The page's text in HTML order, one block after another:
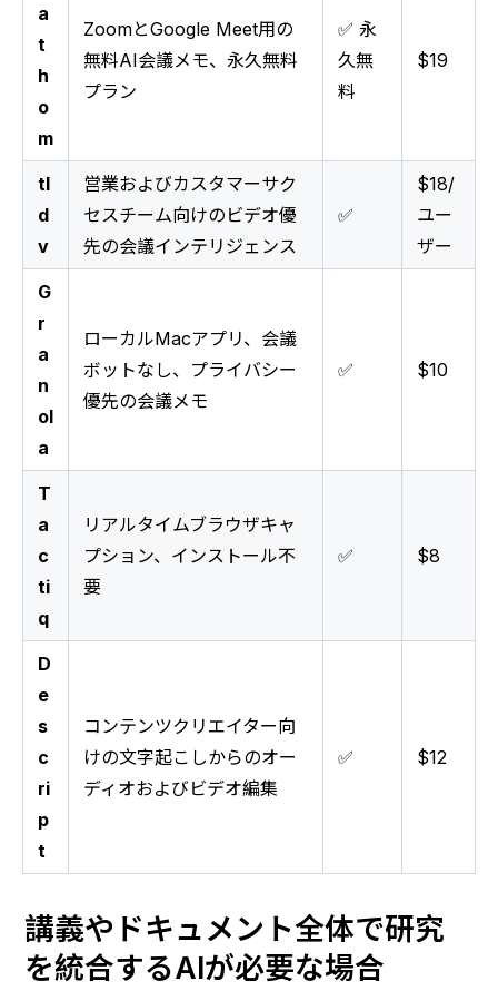
a
t
h
o
m
ZoomとGoogle Meet用の
無料AI会議メモ、永久無料
プラン
✅ 永
久無
料
$19
tl
d
v
営業およびカスタマーサク
セスチーム向けのビデオ優
先の会議インテリジェンス
✅
$18/
ユー
ザー
G
r
a
n
ol
a
ローカルMacアプリ、会議
ボットなし、プライバシー
優先の会議メモ
✅ $10
T
a
c
ti
q
リアルタイムブラウザキャ
プション、インストール不
要
✅ $8
D
e
s
c
ri
p
t
コンテンツクリエイター向
けの文字起こしからのオー
ディオおよびビデオ編集
✅ $12
講義やドキュメント全体で研究
を統合するAIが必要な場合